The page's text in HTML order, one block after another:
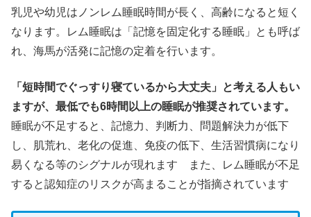
乳児や幼児はノンレム睡眠時間が長く、高齢になると短く
なります。レム睡眠は「記憶を固定化する睡眠」とも呼ば
れ、海馬が活発に記憶の定着を行います。
「短時間でぐっすり寝ているから大丈夫」と考える人もい
ますが、最低でも6時間以上の睡眠が推奨されています。
睡眠が不足すると、記憶力、判断力、問題解決力が低下
し、肌荒れ、老化の促進、免疫の低下、生活習慣病になり
易くなる等のシグナルが現れます また、レム睡眠が不足
すると認知症のリスクが高まることが指摘されています